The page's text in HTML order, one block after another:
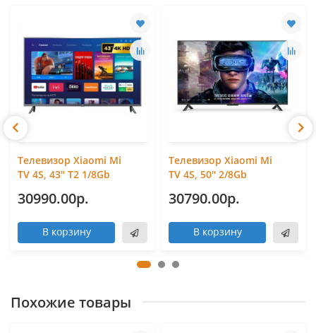
Телевизор Xiaomi Mi
TV 4S, 43" T2 1/8Gb
30990.00р.
В корзину
Телевизор Xiaomi Mi
TV 4S, 50" 2/8Gb
30790.00р.
В корзину
Похожие товары